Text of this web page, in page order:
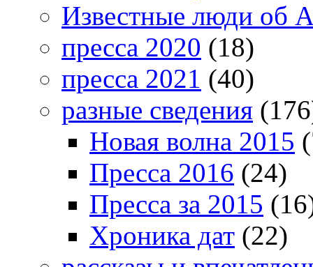
Известные люди об
пресса 2020 (18)
пресса 2021 (40)
разные сведения
Новая волна 2015
Пресса 2016 (24)
Пресса за 2015
Хроника дат (22)